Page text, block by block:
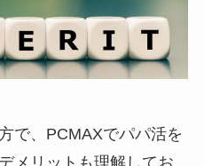
で、PCMAXでパパ活を
メリットも理解してお